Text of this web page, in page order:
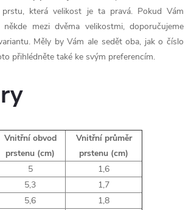
prstu, která velikost je ta pravá. Pokud Vám
mezi dvěma velikostmi, doporučujeme
Měly by Vám ale sedět oba, jak o číslo
přihlédněte také ke svým preferencím.
Vnitřní obvod
prstenu (cm)
Vnitřní průměr
prstenu (cm)
5
1,6
5,3
1,7
5,6
1,8